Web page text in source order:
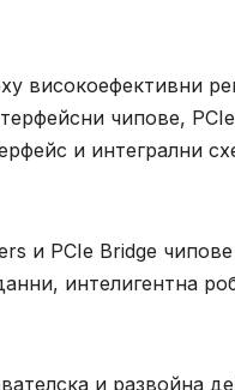
високоефективни
чипове,
и интегрални
и PCIe Bridge
интелигентна
и развойна